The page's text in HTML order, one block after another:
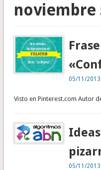
noviembre
05/11/2013
Visto en Pinterest.com Autor
05/11/2013